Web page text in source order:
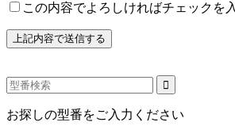
この内容でよろしければチェックを
お探しの型番をご入力ください